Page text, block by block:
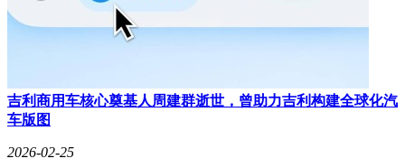
吉利商用车核心奠基人周建群逝世，曾助力吉利构建全球化汽
车版图
2026-02-25